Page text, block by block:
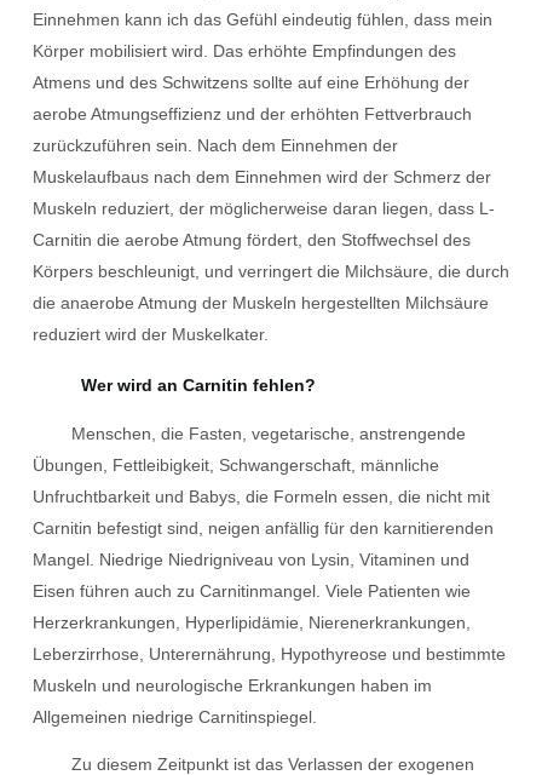
Einnehmen kann ich das Gefühl eindeutig fühlen, dass mein
Körper mobilisiert wird. Das erhöhte Empfindungen des
Atmens und des Schwitzens sollte auf eine Erhöhung der
aerobe Atmungseffizienz und der erhöhten Fettverbrauch
zurückzuführen sein. Nach dem Einnehmen der
Muskelaufbaus nach dem Einnehmen wird der Schmerz der
Muskeln reduziert, der möglicherweise daran liegen, dass L-
Carnitin die aerobe Atmung fördert, den Stoffwechsel des
Körpers beschleunigt, und verringert die Milchsäure, die durch
die anaerobe Atmung der Muskeln hergestellten Milchsäure
reduziert wird der Muskelkater.
Wer wird an Carnitin fehlen?
Menschen, die Fasten, vegetarische, anstrengende
Übungen, Fettleibigkeit, Schwangerschaft, männliche
Unfruchtbarkeit und Babys, die Formeln essen, die nicht mit
Carnitin befestigt sind, neigen anfällig für den karnitierenden
Mangel. Niedrige Niedrigniveau von Lysin, Vitaminen und
Eisen führen auch zu Carnitinmangel. Viele Patienten wie
Herzerkrankungen, Hyperlipidämie, Nierenerkrankungen,
Leberzirrhose, Unterernährung, Hypothyreose und bestimmte
Muskeln und neurologische Erkrankungen haben im
Allgemeinen niedrige Carnitinspiegel.
Zu diesem Zeitpunkt ist das Verlassen der exogenen